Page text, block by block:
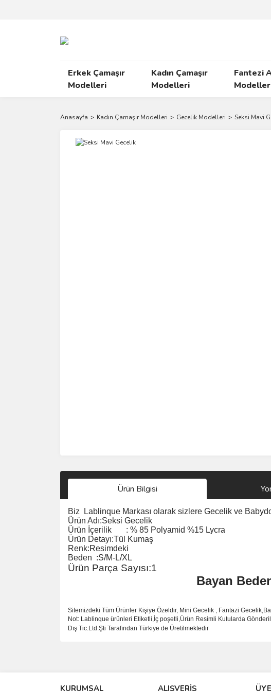
Erkek Çamaşır
Modelleri
Kadın Çamaşır
Modelleri
Fantezi
Anasayfa Kadın Çamaşır Modelleri Gecelik Modelleri Seksi Mavi
Ürün Bilgisi
Biz Lablinque Markası olarak sizlere Gecelik ve
Ürün Adı:Seksi Gecelik
Ürün çerilik : % 85 Polyamid %15 Lycra
Ürün Detayı:Tül Kumaş
Renk:Resimdeki
Beden :S/M-L/XL
Ürün Parça Sayısı:1
Bayan
Sitemizdeki Tüm Ürünler Kişiye Özeldir, Mini Gecelik , Fantazi
Not: Lablinque ürünleri Etiketli,İç poşetli,Ürün Resimli Kutularda
Dış Tic.Ltd. Şti Tarafından Türkiye de Üretilmektedir
Ürün resmi kalitesiz, bozuk veya görüntülenemiyor.
KURUMSAL ALIŞVERİŞ